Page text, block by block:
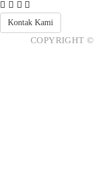
Kontak Kami
COPYRIGHT